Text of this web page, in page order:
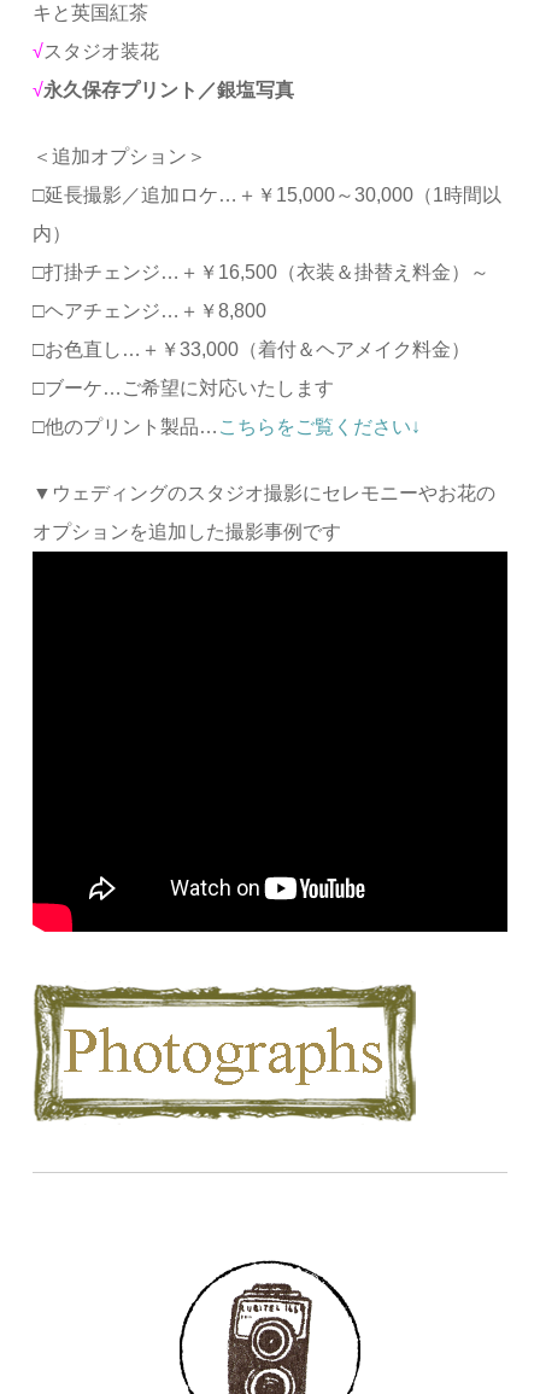
キと英国紅茶
√スタジオ装花
√永久保存プリント／銀塩写真
＜追加オプション＞
□延長撮影／追加ロケ…＋￥15,000～30,000（1時間以
内）
□打掛チェンジ…＋￥16,500（衣装＆掛替え料金）～
□ヘアチェンジ…＋￥8,800
□お色直し…＋￥33,000（着付＆ヘアメイク料金）
□ブーケ…ご希望に対応いたします
□他のプリント製品… こちらをご覧ください↓
▼ウェディングのスタジオ撮影にセレモニーやお花の
オプションを追加した撮影事例です